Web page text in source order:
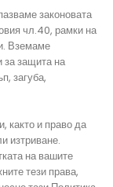
законовата
чл.40, рамки на
Вземаме
за защита на
загуба,
както и право да
изтриване.
на вашите
тези права,